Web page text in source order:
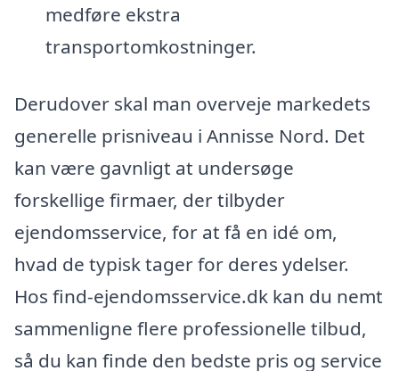
medføre ekstra
transportomkostninger.
Derudover skal man overveje markedets
generelle prisniveau i Annisse Nord. Det
kan være gavnligt at undersøge
forskellige firmaer, der tilbyder
ejendomsservice, for at få en idé om,
hvad de typisk tager for deres ydelser.
Hos find-ejendomsservice.dk kan du nemt
sammenligne flere professionelle tilbud,
så du kan finde den bedste pris og service